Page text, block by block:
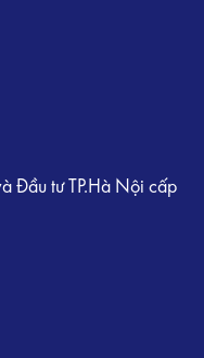
Đầu tư TP.Hà Nội cấp